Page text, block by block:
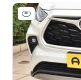
Гарантия в
Двигатель